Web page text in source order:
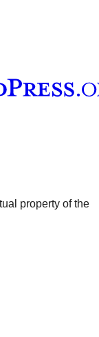
property of the